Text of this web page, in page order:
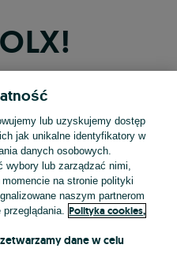
Facebooka
konto Apple
konto Google
lub uzyskujemy dostęp
jak unikalne identyfikatory w
danych osobowych.
lub zarządzać nimi,
na stronie polityki
naszym partnerom
przeglądania.
Polityka cookies,
dane w celu